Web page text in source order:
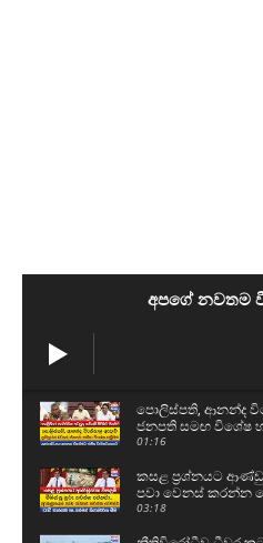
අපගේ නවතම
පොලිස්පති, ආනන්ද
ජනපති සමඟ විශේෂ
01:16
කසළ ප්‍රශ්නයට
පවා වෙනස් කරන්න
03:18